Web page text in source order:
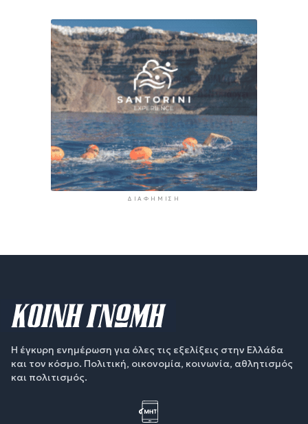
ΔΙΑΦΉΜΙΣΗ
Η έγκυρη ενημέρωση για όλες τις εξελίξεις στην Ελλάδα
και τον κόσμο. Πολιτική, οικονομία, κοινωνία, αθλητισμός
και πολιτισμός.